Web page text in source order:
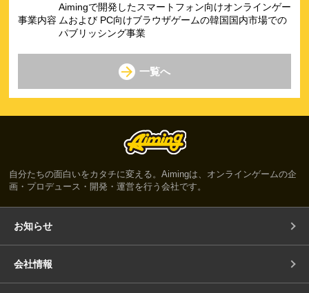
事業内容
Aimingで開発したスマートフォン向けオンラインゲー
ムおよび PC向けブラウザゲームの韓国国内市場での
パブリッシング事業
一覧へ
自分たちの面白いをカタチに変える。Aimingは、オンラインゲームの企
画・プロデュース・開発・運営を行う会社です。
お知らせ
会社情報